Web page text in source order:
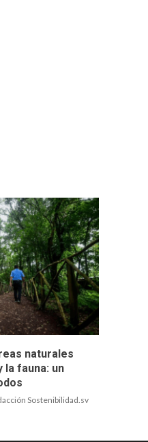
naturales
la fauna: un
Sostenibilidad.sv